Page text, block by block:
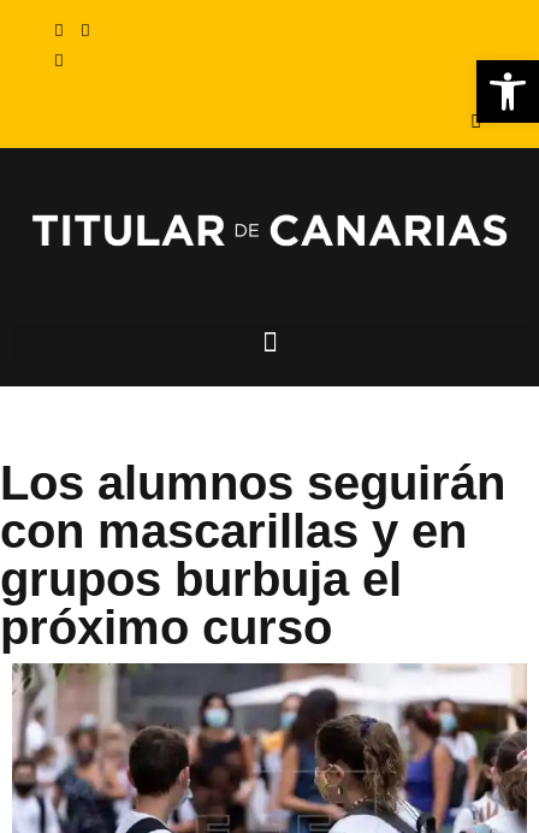
Los alumnos seguirán
con mascarillas y en
grupos burbuja el
próximo curso